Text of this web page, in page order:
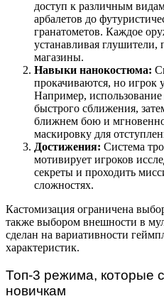
доступ к различным
арбалетов до
гранатометов. Каждое
устанавливая
магазины.
Навыки нанокостюма:
прокачиваются, но игрок
Например,
быстрого сближения,
ближнем бою и
маскировку для
Достижения: Система
мотивирует игроков
секреты и проходить
сложностях.
Кастомизация ограничена
также выбором внешности в
сделан на вариативности
характеристик.
Топ-3 режима, которые
новичкам